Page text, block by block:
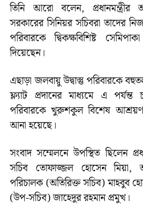
তিনি আরো বলেন, প্রধানমন্ত্রীর
সরকারের সিনিয়র সচিবরা তাদের
পরিবারকে দ্বিকক্ষবিশিষ্ট
দিয়েছেন।
এছাড়া জলবায়ু উদ্বাস্তু পরিবারকে
ফ্ল্যাট প্রদানের মাধ্যমে এ
পরিবারকে খুরুশকুল বিশেষ
আনা হয়েছে।
সংবাদ সম্মেলনে উপস্থিত ছিলেন
সচিব তোফাজ্জল হোসেন মিয়া,
পরিচালক (অতিরিক্ত সচিব) মাহবুব
(উপ-সচিব) জাহেদুর রহমান প্রমুখ।